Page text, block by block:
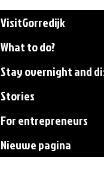
VisitGorredijk
What to do?
Stay overnight and
Stories
For entrepreneurs
Nieuwe pagina